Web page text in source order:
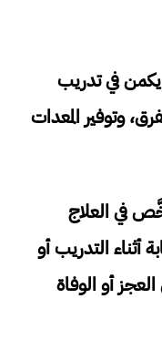
يكمن في تدريب
وتوفير المعدات
في العلاج
أثناء التدريب أو
أو الوفاة